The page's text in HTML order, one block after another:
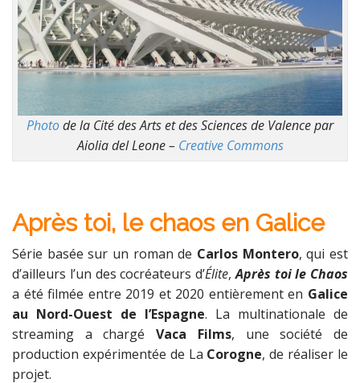
Photode la Cité des Arts et des Sciences de Valence par
Aiolia del Leone – Creative Commons
Après toi, le chaos en Galice
Série basée sur un roman de Carlos Montero, qui est
d’ailleurs l’un des cocréateurs d’Élite,Après toi le Chaos
a été filmée entre 2019 et 2020 entièrement en Galice
au Nord-Ouest de l’Espagne. La multinationale de
streaming a chargéVaca Films, une société de
production expérimentée de La Corogne, de réaliser le
projet.